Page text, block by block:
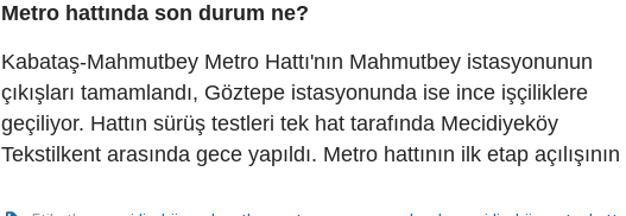
Metro hattında son durum ne?
Kabataş-Mahmutbey Metro Hattı'nın Mahmutbey istasyonunun
çıkışları tamamlandı, Göztepe istasyonunda ise ince işçiliklere
geçiliyor. Hattın sürüş testleri tek hat tarafında Mecidiyeköy
Tekstilkent arasında gece yapıldı. Metro hattının ilk etap açılışının